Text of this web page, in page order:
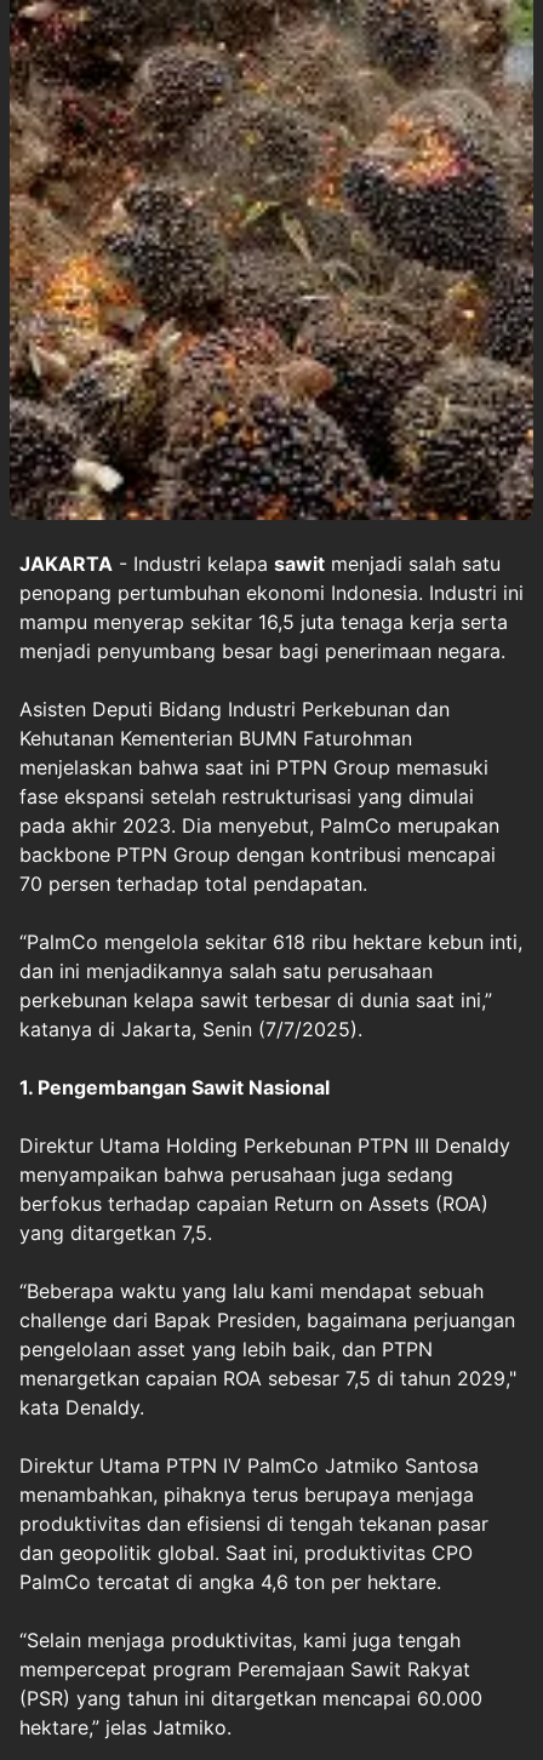
JAKARTA - Industri kelapa sawit menjadi salah satu
penopang pertumbuhan ekonomi Indonesia. Industri ini
mampu menyerap sekitar 16,5 juta tenaga kerja serta
menjadi penyumbang besar bagi penerimaan negara.
Asisten Deputi Bidang Industri Perkebunan dan
Kehutanan Kementerian BUMN Faturohman
menjelaskan bahwa saat ini PTPN Group memasuki
fase ekspansi setelah restrukturisasi yang dimulai
pada akhir 2023. Dia menyebut, PalmCo merupakan
backbone PTPN Group dengan kontribusi mencapai
70 persen terhadap total pendapatan.
“PalmCo mengelola sekitar 618 ribu hektare kebun inti,
dan ini menjadikannya salah satu perusahaan
perkebunan kelapa sawit terbesar di dunia saat ini,”
katanya di Jakarta, Senin (7/7/2025).
1. Pengembangan Sawit Nasional
Direktur Utama Holding Perkebunan PTPN III Denaldy
menyampaikan bahwa perusahaan juga sedang
berfokus terhadap capaian Return on Assets (ROA)
yang ditargetkan 7,5.
“Beberapa waktu yang lalu kami mendapat sebuah
challenge dari Bapak Presiden, bagaimana perjuangan
pengelolaan asset yang lebih baik, dan PTPN
menargetkan capaian ROA sebesar 7,5 di tahun 2029,"
kata Denaldy.
Direktur Utama PTPN IV PalmCo Jatmiko Santosa
menambahkan, pihaknya terus berupaya menjaga
produktivitas dan efisiensi di tengah tekanan pasar
dan geopolitik global. Saat ini, produktivitas CPO
PalmCo tercatat di angka 4,6 ton per hektare.
“Selain menjaga produktivitas, kami juga tengah
mempercepat program Peremajaan Sawit Rakyat
(PSR) yang tahun ini ditargetkan mencapai 60.000
hektare,” jelas Jatmiko.